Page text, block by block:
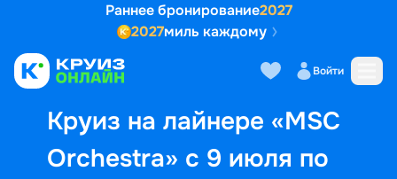
Раннее бронирование2027
2027миль каждому
Войти
Круиз на лайнере «MSC
Orchestra» с 9 июля по
Выбор кают Маршрут и